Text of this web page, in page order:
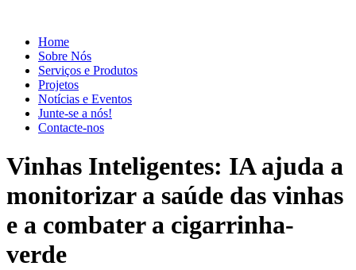
Home
Sobre Nós
Serviços e Produtos
Projetos
Notícias e Eventos
Junte-se a nós!
Contacte-nos
Vinhas Inteligentes: IA ajuda a
monitorizar a saúde das vinhas
e a combater a cigarrinha-
verde